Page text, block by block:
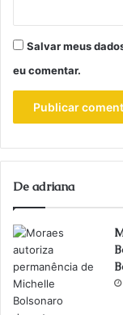
Salvar meus
eu comentar.
De adriana